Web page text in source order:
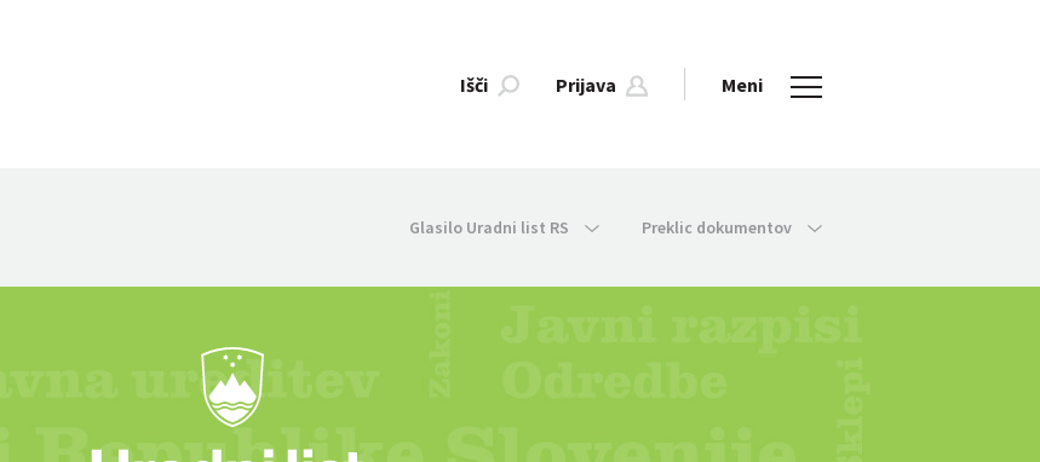
Išči Prijava Meni
Glasilo Uradni list RS Preklic dokumentov